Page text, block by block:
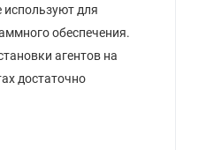
используют для
обеспечения.
агентов на
достаточно